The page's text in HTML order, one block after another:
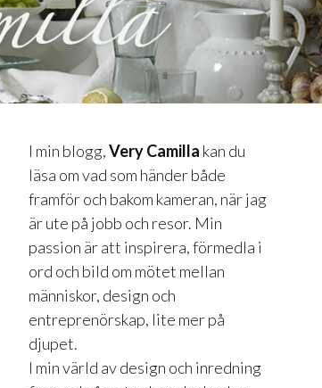
I min blogg,Very Camilla kan du
läsa om vad som händer både
framför och bakom kameran, när jag
är ute på jobb och resor. Min
passion är att inspirera, förmedla i
ord och bild om mötet mellan
människor, design och
entreprenörskap, lite mer på
djupet.
I min värld av design och inredning